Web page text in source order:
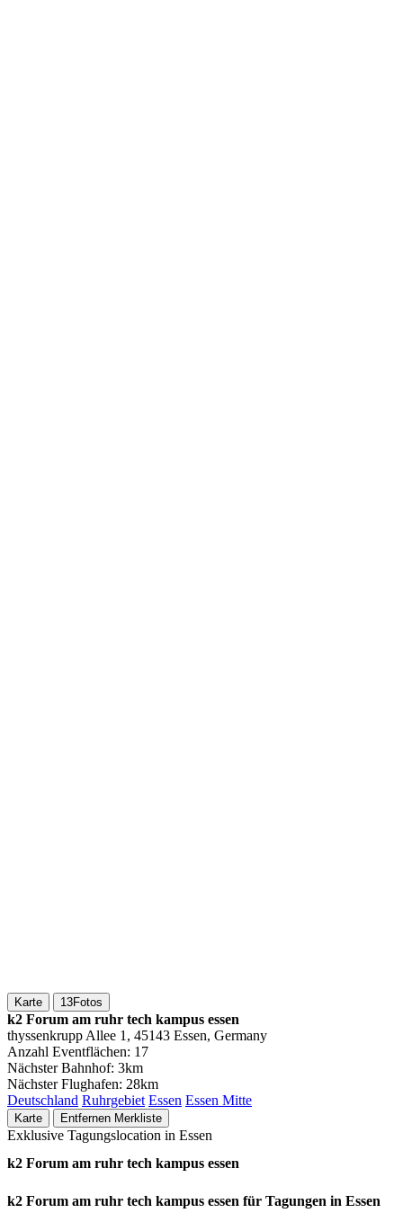
Karte 13Fotos
k2 Forum am ruhr tech kampus essen
thyssenkrupp Allee 1, 45143 Essen, Germany
Anzahl Eventflächen: 17
Nächster Bahnhof: 3km
Nächster Flughafen: 28km
Deutschland Ruhrgebiet Essen Essen Mitte
Karte Entfernen Merkliste
Exklusive Tagungslocation in Essen
k2 Forum am ruhr tech kampus essen
k2 Forum am ruhr tech kampus essen für Tagungen in Essen